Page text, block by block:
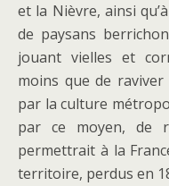
et la Nièvre, ainsi
de paysans
jouant vielles et
moins que de
par la culture
par ce moyen, de
permettrait à la
territoire, perdus en